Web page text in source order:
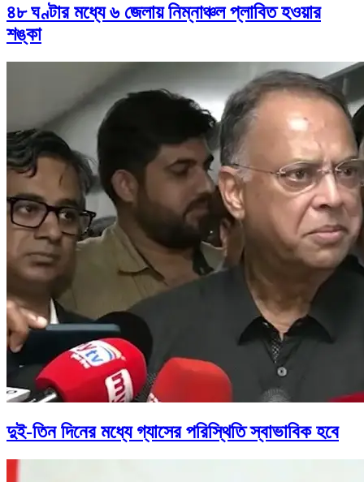
৪৮ ঘণ্টার মধ্যে ৬ জেলায় নিম্নাঞ্চল প্লাবিত হওয়ার
শঙ্কা
দুই-তিন দিনের মধ্যে গ্যাসের পরিস্থিতি স্বাভাবিক হবে